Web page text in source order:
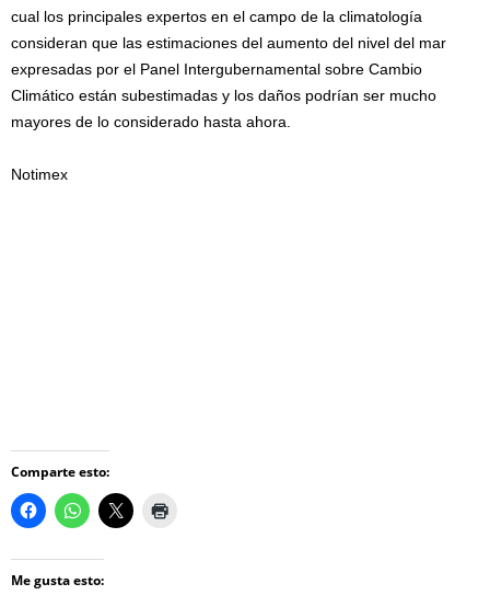
cual los principales expertos en el campo de la climatología
consideran que las estimaciones del aumento del nivel del mar
expresadas por el Panel Intergubernamental sobre Cambio
Climático están subestimadas y los daños podrían ser mucho
mayores de lo considerado hasta ahora.
Notimex
Comparte esto:
Me gusta esto: